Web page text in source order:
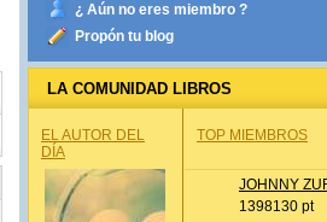
¿ Aún no eres miembro ?
Propón tu blog
LA COMUNIDAD LIBROS
EL AUTOR DEL
DÍA
TOP MIEMBROS
JOHNNY
1398130 pt